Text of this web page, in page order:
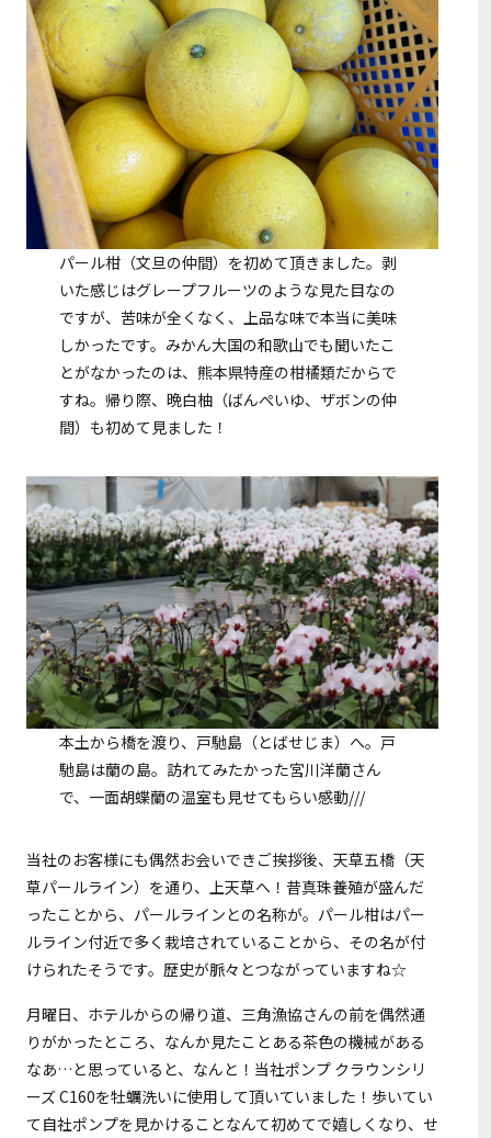
パール柑（文旦の仲間）を初めて頂きました。剥
いた感じはグレープフルーツのような見た目なの
ですが、苦味が全くなく、上品な味で本当に美味
しかったです。みかん大国の和歌山でも聞いたこ
とがなかったのは、熊本県特産の柑橘類だからで
すね。帰り際、晩白柚（ばんぺいゆ、ザボンの仲
間）も初めて見ました！
本土から橋を渡り、戸馳島（とばせじま）へ。戸
馳島は蘭の島。訪れてみたかった宮川洋蘭さん
で、一面胡蝶蘭の温室も見せてもらい感動///
当社のお客様にも偶然お会いできご挨拶後、天草五橋（天
草パールライン）を通り、上天草へ！昔真珠養殖が盛んだ
ったことから、パールラインとの名称が。パール柑はパー
ルライン付近で多く栽培されていることから、その名が付
けられたそうです。歴史が脈々とつながっていますね☆
月曜日、ホテルからの帰り道、三角漁協さんの前を偶然通
りがかったところ、なんか見たことある茶色の機械がある
なあ…と思っていると、なんと！当社ポンプ クラウンシリ
ーズ C160を牡蠣洗いに使用して頂いていました！歩いてい
て自社ポンプを見かけることなんて初めてで嬉しくなり、せ